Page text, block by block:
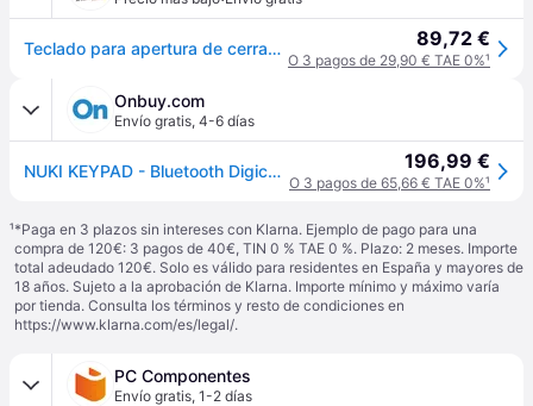
Teclado para apertura de cerradura inteligente nuki smart lock 89,72 €
O 3 pagos de 29,90 € TAE 0%¹
Onbuy.com
Envío gratis, 4-6 días
NUKI KEYPAD - Bluetooth Digicode - Cerradura conectada - Negro - Montaje en superficie - Nuevo 196,99 €
O 3 pagos de 65,66 € TAE 0%¹
¹*Paga en 3 plazos sin intereses con Klarna. Ejemplo de pago para una
compra de 120€: 3 pagos de 40€, TIN 0 % TAE 0 %. Plazo: 2 meses. Importe
total adeudado 120€. Solo es válido para residentes en España y mayores de
18 años. Sujeto a la aprobación de Klarna. Importe mínimo y máximo varía
por tienda. Consulta los términos y resto de condiciones en
https://www.klarna.com/es/legal/.
PC Componentes
Envío gratis, 1-2 días